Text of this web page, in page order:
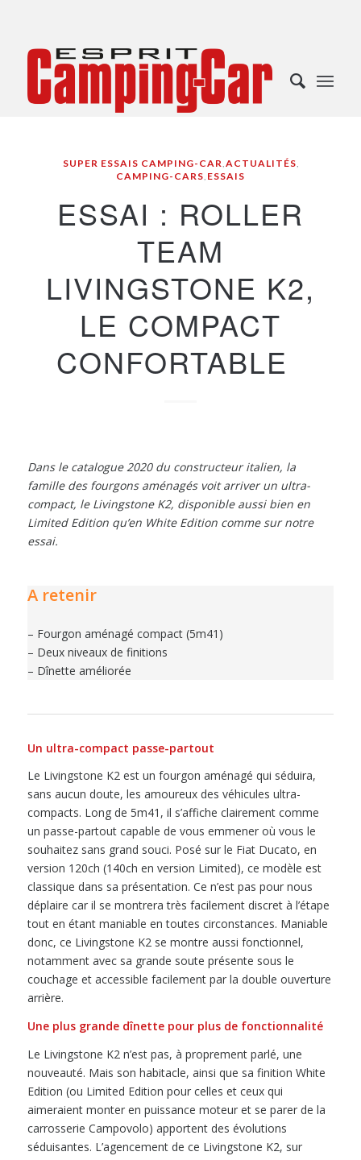
SUPER ESSAIS CAMPING-CAR,ACTUALITÉS,
CAMPING-CARS, ESSAIS
ESSAI : ROLLER
TEAM
LIVINGSTONE K2,
LE COMPACT
CONFORTABLE
Dans le catalogue 2020 du constructeur italien, la
famille des fourgons aménagés voit arriver un ultra-
compact, le Livingstone K2, disponible aussi bien en
Limited Edition qu’en White Edition comme sur notre
essai.
A retenir
– Fourgon aménagé compact (5m41)
– Deux niveaux de finitions
– Dînette améliorée
Un ultra-compact passe-partout
Le Livingstone K2 est un fourgon aménagé qui séduira,
sans aucun doute, les amoureux des véhicules ultra-
compacts. Long de 5m41, il s’affiche clairement comme
un passe-partout capable de vous emmener où vous le
souhaitez sans grand souci. Posé sur le Fiat Ducato, en
version 120ch (140ch en version Limited), ce modèle est
classique dans sa présentation. Ce n’est pas pour nous
déplaire car il se montrera très facilement discret à l’étape
tout en étant maniable en toutes circonstances. Maniable
donc, ce Livingstone K2 se montre aussi fonctionnel,
notamment avec sa grande soute présente sous le
couchage et accessible facilement par la double ouverture
arrière.
Une plus grande dînette pour plus de fonctionnalité
Le Livingstone K2 n’est pas, à proprement parlé, une
nouveauté. Mais son habitacle, ainsi que sa finition White
Edition (ou Limited Edition pour celles et ceux qui
aimeraient monter en puissance moteur et se parer de la
carrosserie Campovolo) apportent des évolutions
séduisantes. L’agencement de ce Livingstone K2, sur